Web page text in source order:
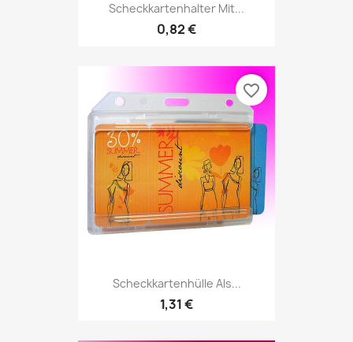
Scheckkartenhalter Mit...
0,82 €
Scheckkartenhülle Als...
1,31 €
favorite_border